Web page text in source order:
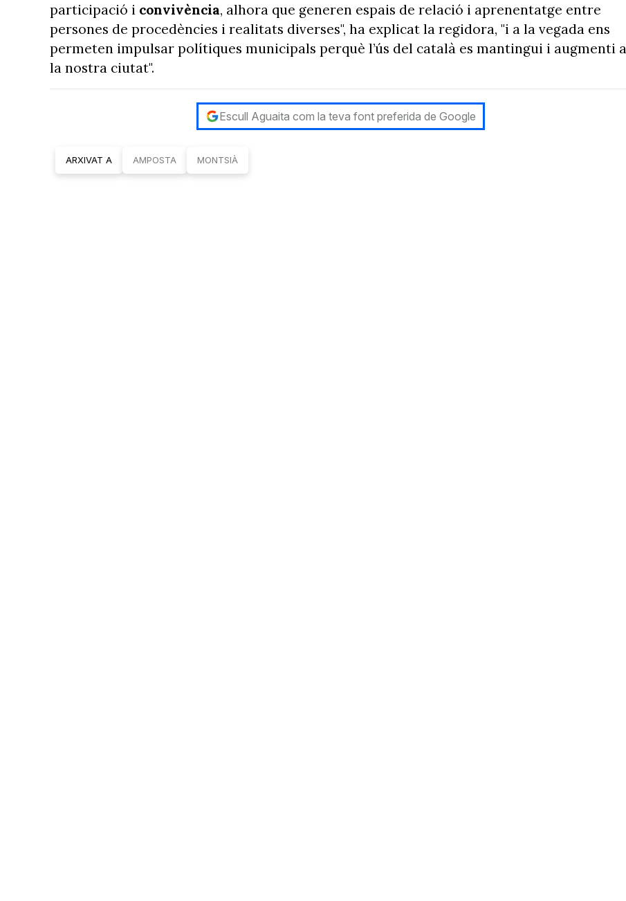
participació i convivència, alhora que generen espais de relació i aprenentatge entre
persones de procedències i realitats diverses", ha explicat la regidora, "i a la vegada ens
permeten impulsar polítiques municipals perquè l’ús del català es mantingui i augmenti a
la nostra ciutat".
Escull Aguaita com la teva font preferida de Google
ARXIVAT A AMPOSTA MONTSIÀ